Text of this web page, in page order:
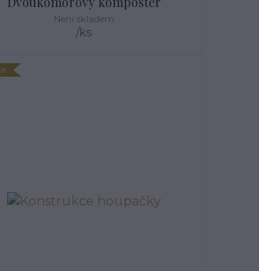
/ks
Není skladem